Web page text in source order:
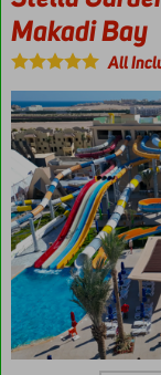
med plads til 4
Makadi Bay
All